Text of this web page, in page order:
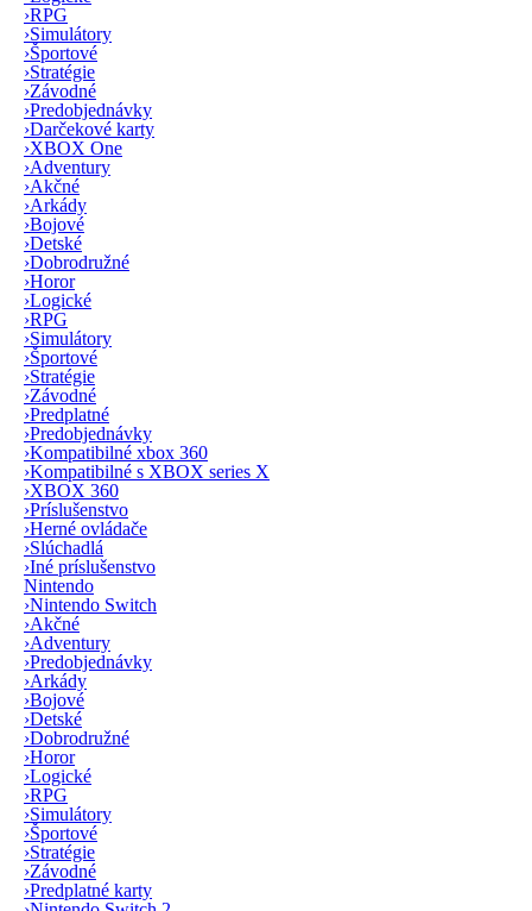
›RPG
›Simulátory
›Športové
›Stratégie
›Závodné
›Predobjednávky
›Darčekové karty
›XBOX One
›Adventury
›Akčné
›Arkády
›Bojové
›Detské
›Dobrodružné
›Horor
›Logické
›RPG
›Simulátory
›Športové
›Stratégie
›Závodné
›Predplatné
›Predobjednávky
›Kompatibilné xbox 360
›Kompatibilné s XBOX series X
›XBOX 360
›Príslušenstvo
›Herné ovládače
›Slúchadlá
›Iné príslušenstvo
Nintendo
›Nintendo Switch
›Akčné
›Adventury
›Predobjednávky
›Arkády
›Bojové
›Detské
›Dobrodružné
›Horor
›Logické
›RPG
›Simulátory
›Športové
›Stratégie
›Závodné
›Predplatné karty